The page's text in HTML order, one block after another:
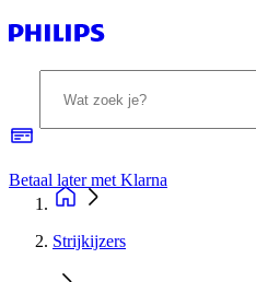
Betaal later met Klarna
Strijkijzers